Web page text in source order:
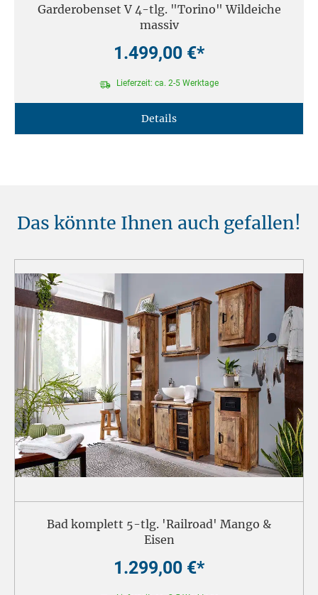
Garderobenset V 4-tlg. "Torino" Wildeiche
massiv
1.499,00 €*
Lieferzeit: ca. 2-5 Werktage
Details
Das könnte Ihnen auch gefallen!
Bad komplett 5-tlg. 'Railroad' Mango &
Eisen
1.299,00 €*